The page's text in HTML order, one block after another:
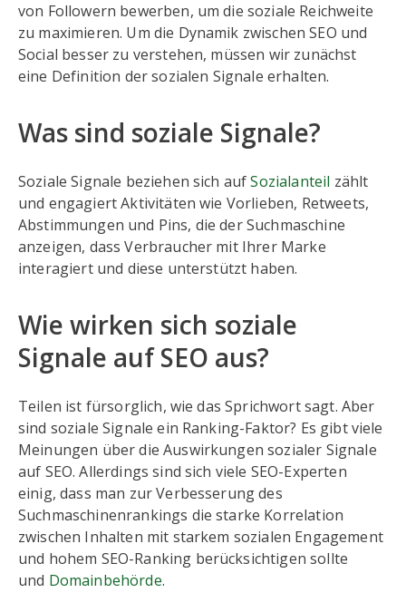
von Followern bewerben, um die soziale Reichweite
zu maximieren. Um die Dynamik zwischen SEO und
Social besser zu verstehen, müssen wir zunächst
eine Definition der sozialen Signale erhalten.
Was sind soziale Signale?
Soziale Signale beziehen sich aufSozialanteil zählt
und engagiert Aktivitäten wie Vorlieben, Retweets,
Abstimmungen und Pins, die der Suchmaschine
anzeigen, dass Verbraucher mit Ihrer Marke
interagiert und diese unterstützt haben.
Wie wirken sich soziale
Signale auf SEO aus?
Teilen ist fürsorglich, wie das Sprichwort sagt. Aber
sind soziale Signale ein Ranking-Faktor? Es gibt viele
Meinungen über die Auswirkungen sozialer Signale
auf SEO. Allerdings sind sich viele SEO-Experten
einig, dass man zur Verbesserung des
Suchmaschinenrankings die starke Korrelation
zwischen Inhalten mit starkem sozialen Engagement
und hohem SEO-Ranking berücksichtigen sollte
und Domainbehörde.